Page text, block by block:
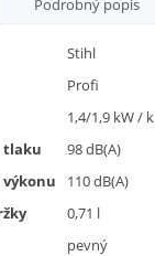
Podrobný popis
Stihl
Profi
1,4/1,9 kW / k
tlaku
98 dB(A)
110 dB(A)
0,71 l
pevný